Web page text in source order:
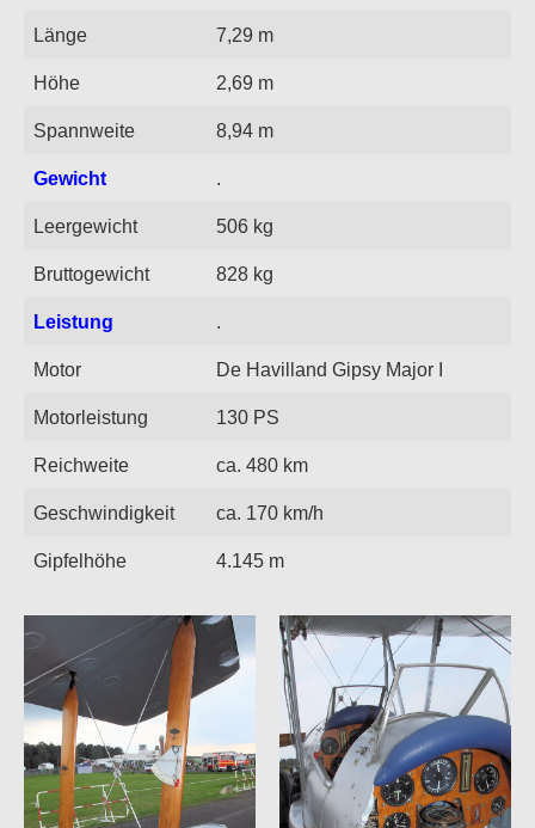
Länge 7,29 m
Höhe 2,69 m
Spannweite 8,94 m
Gewicht .
Leergewicht 506 kg
Bruttogewicht 828 kg
Leistung .
Motor De Havilland Gipsy Major I
Motorleistung 130 PS
Reichweite ca. 480 km
Geschwindigkeit ca. 170 km/h
Gipfelhöhe 4.145 m